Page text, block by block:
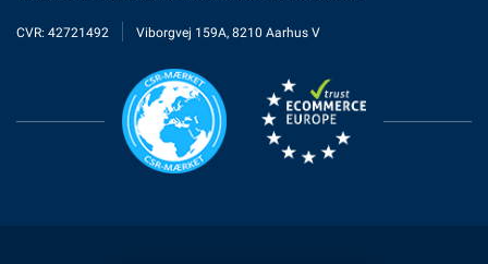
CVR: 42721492 Viborgvej 159A, 8210 Aarhus V